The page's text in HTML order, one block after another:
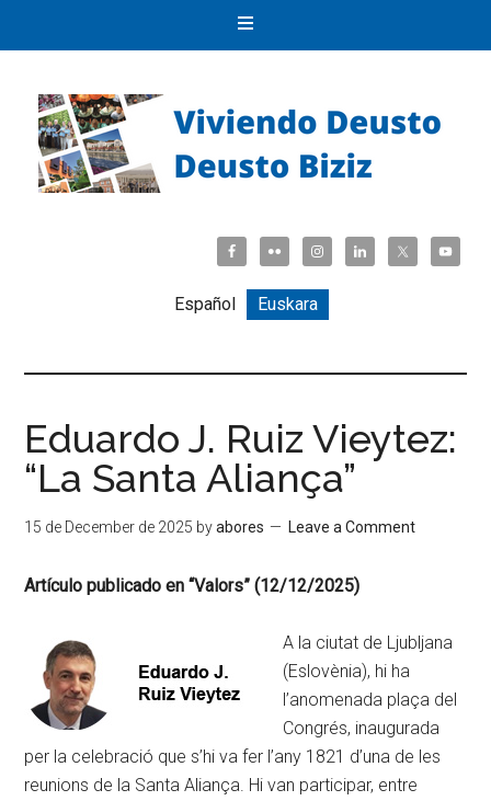
Español Euskara
Eduardo J. Ruiz Vieytez:
“La Santa Aliança”
15 de December de 2025 byabores Leave a Comment
Artículo publicado en “Valors” (12/12/2025)
A la ciutat de Ljubljana
(Eslovènia), hi ha
l’anomenada plaça del
Congrés, inaugurada
per la celebració que s’hi va fer l’any 1821 d’una de les
reunions de la Santa Aliança. Hi van participar, entre